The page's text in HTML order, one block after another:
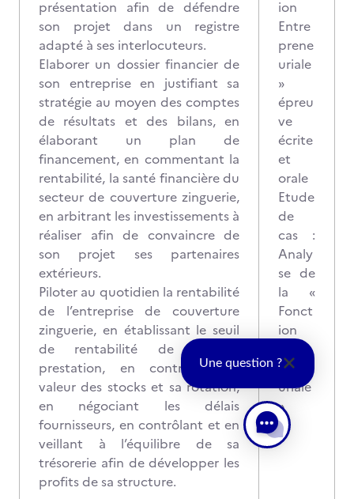
présentation afin de défendre
son projet dans un registre
adapté à ses interlocuteurs.
Elaborer un dossier financier de
son entreprise en justifiant sa
stratégie au moyen des comptes
de résultats et des bilans, en
élaborant un plan de
financement, en commentant la
rentabilité, la santé financière du
secteur de couverture zinguerie,
en arbitrant les investissements à
réaliser afin de convaincre de
son projet ses partenaires
extérieurs.
Piloter au quotidien la rentabilité
de l’entreprise de couverture
zinguerie, en établissant le seuil
de rentabilité de chaque
prestation, en contrôlant la
valeur des stocks et sa rotation,
en négociant les délais
fournisseurs, en contrôlant et en
veillant à l’équilibre de sa
trésorerie afin de développer les
profits de sa structure.
ion
Entre
prene
uriale
»
épreu
ve
écrite
et
orale
Etude
de
cas :
Analy
se de
la «
Fonct
ion
entre
prene
uriale
»
Une question ?